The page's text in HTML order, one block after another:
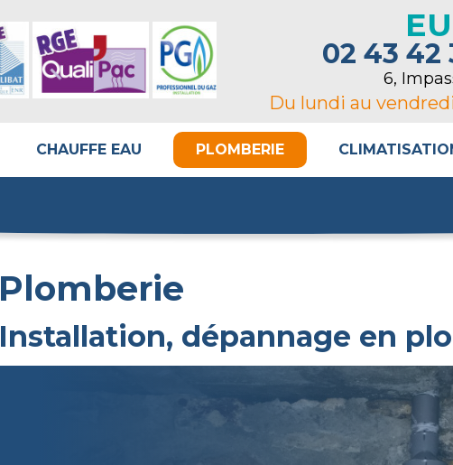
02 43 42
6,
Du lundi au
CHAUFFE EAU PLOMBERIE
Plomberie
Installation, dépannage en